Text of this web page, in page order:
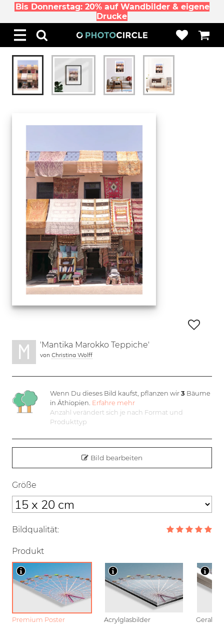
Bis Donnerstag: 20% auf Wandbilder & eigene
Drucke
'Mantika Marokko Teppiche'
von Christina Wolff
Wenn Du dieses Bild kaufst, pflanzen wir3 Bäume
in Äthiopien. Erfahre mehr
Anzahl verändert sich je nach Format und
Produkttyp
Bild bearbeiten
Größe
Bildqualität:
Produkt
Premium Poster Acrylglasbilder